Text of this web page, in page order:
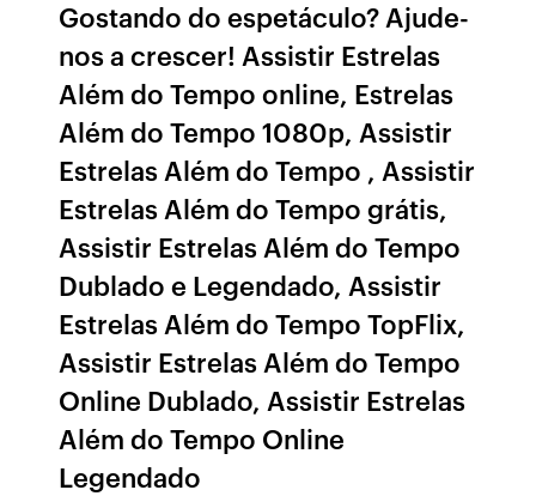
Gostando do espetáculo? Ajude-
nos a crescer! Assistir Estrelas
Além do Tempo online, Estrelas
Além do Tempo 1080p, Assistir
Estrelas Além do Tempo , Assistir
Estrelas Além do Tempo grátis,
Assistir Estrelas Além do Tempo
Dublado e Legendado, Assistir
Estrelas Além do Tempo TopFlix,
Assistir Estrelas Além do Tempo
Online Dublado, Assistir Estrelas
Além do Tempo Online
Legendado